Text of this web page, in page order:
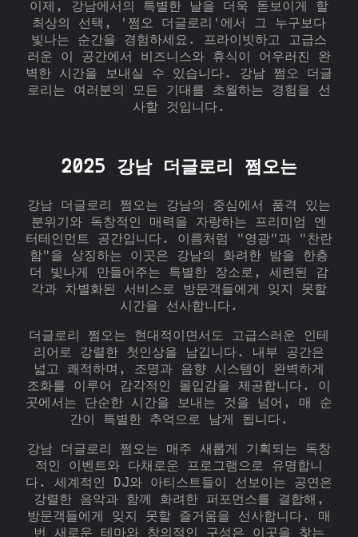
이제, 강남에서의 특별한 날을 더욱 돋보이게 할
최상의 선택, '쩜오 더글로리'에서 그 누구보다
빛나는 순간을 경험하세요. 프라이빗하고 고급스
러운 이 공간에서 비즈니스와 휴식이 어우러진 완
벽한 시간을 보내실 수 있습니다. 강남 쩜오 더글
로리는 여러분의 모든 기대를 초월하는 경험을 선
사할 것입니다.
2025 강남 더글로리 쩜오는
강남 더글로리 쩜오는 강남의 중심에서 품격 있는
분위기와 독창적인 매력을 자랑하는 프리미엄 엔
터테인먼트 공간입니다. 이름처럼 "영광"과 "찬란
함"을 상징하는 이곳은 강남의 화려한 밤을 한층
더 빛나게 만들어주는 특별한 장소로, 세련된 감
각과 차별화된 서비스로 방문객들에게 잊지 못할
시간을 선사합니다.
더글로리 쩜오는 현대적이면서도 고급스러운 인테
리어로 강렬한 첫인상을 남깁니다. 내부 공간은
넓고 쾌적하며, 조명과 음향 시스템이 완벽하게
조화를 이루어 감각적인 몰입감을 제공합니다. 이
곳에서는 단순한 시간을 보내는 것을 넘어, 매 순
간이 특별한 추억으로 남게 됩니다.
강남 더글로리 쩜오는 매주 새롭게 기획되는 독창
적인 이벤트와 다채로운 프로그램으로 유명합니
다. 세계적인 DJ와 아티스트들이 선보이는 공연은
강렬한 음악과 함께 화려한 퍼포먼스를 결합해,
방문객들에게 잊지 못할 즐거움을 선사합니다. 매
번 새로운 테마와 창의적인 구성은 이곳을 찾는